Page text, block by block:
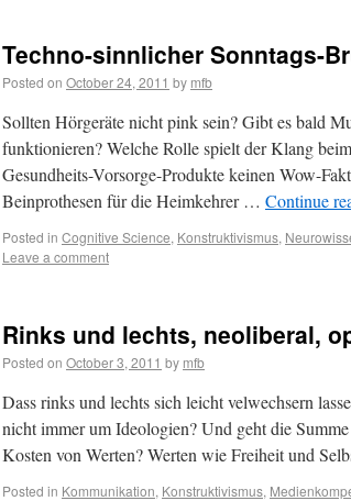
Techno-sinnlicher Sonntags-
Posted on October 24, 2011 by mfb
Sollten Hörgeräte nicht pink sein? Gibt es bald
funktionieren? Welche Rolle spielt der Klang
Gesundheits-Vorsorge-Produkte keinen Wow-
Beinprothesen für die Heimkehrer … Continue
Posted in Cognitive Science, Konstruktivismus,
Leave a comment
Rinks und lechts, neoliberal,
Posted on October 3, 2011 by mfb
Dass rinks und lechts sich leicht velwechsern
nicht immer um Ideologien? Und geht die
Kosten von Werten? Werten wie Freiheit und
Posted in Kommunikation, Konstruktivismus,